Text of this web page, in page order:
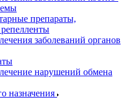
препараты,
заболеваний органов
нарушений обмена
назначения